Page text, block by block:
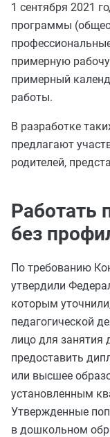
1 сентября 2021
программы
примерную
примерный
работы.
В разработке
предлагают
родителей,
Работать
без
По требованию
утвердили
которым
педагогической
лицо для занятия
предоставить
или высшее
установленным
Утвержденные
в дошкольном